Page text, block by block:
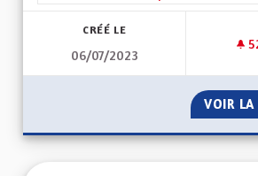
CRÉÉ LE
06/07/2023
VOIR LA